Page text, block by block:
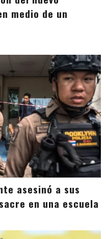
medio de un
asesinó a sus
en una escuela